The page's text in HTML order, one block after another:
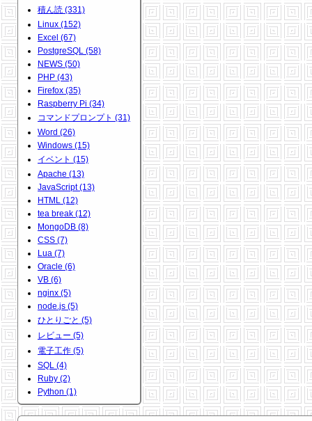
積ん読 (331)
Linux (152)
Excel (67)
PostgreSQL (58)
NEWS (50)
PHP (43)
Firefox (35)
Raspberry Pi (34)
コマンドプロンプト (31)
Word (26)
Windows (15)
イベント (15)
Apache (13)
JavaScript (13)
HTML (12)
tea break (12)
MongoDB (8)
CSS (7)
Lua (7)
Oracle (6)
VB (6)
nginx (5)
node.js (5)
ひとりごと (5)
レビュー (5)
電子工作 (5)
SQL (4)
Ruby (2)
Python (1)